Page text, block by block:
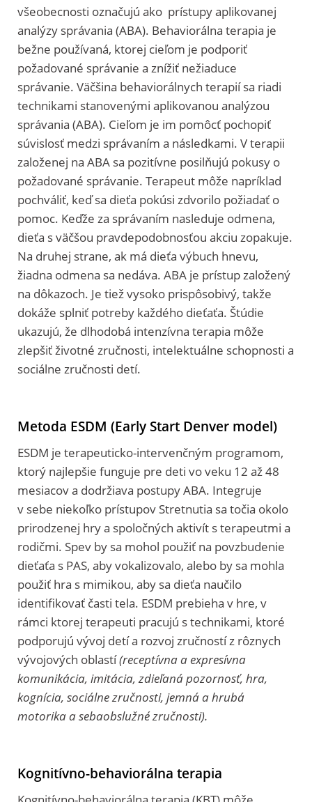
všeobecnosti označujú ako prístupy aplikovanej
analýzy správania (ABA). Behaviorálna terapia je
bežne používaná, ktorej cieľom je podporiť
požadované správanie a znížiť nežiaduce
správanie. Väčšina behaviorálnych terapií sa riadi
technikami stanovenými aplikovanou analýzou
správania (ABA). Cieľom je im pomôcť pochopiť
súvislosť medzi správaním a následkami. V terapii
založenej na ABA sa pozitívne posilňujú pokusy o
požadované správanie. Terapeut môže napríklad
pochváliť, keď sa dieťa pokúsi zdvorilo požiadať o
pomoc. Keďže za správaním nasleduje odmena,
dieťa s väčšou pravdepodobnosťou akciu zopakuje.
Na druhej strane, ak má dieťa výbuch hnevu,
žiadna odmena sa nedáva. ABA je prístup založený
na dôkazoch. Je tiež vysoko prispôsobivý, takže
dokáže splniť potreby každého dieťaťa. Štúdie
ukazujú, že dlhodobá intenzívna terapia môže
zlepšiť životné zručnosti, intelektuálne schopnosti a
sociálne zručnosti detí.
Metoda ESDM (Early Start Denver model)
ESDM je terapeuticko-intervenčným programom,
ktorý najlepšie funguje pre deti vo veku 12 až 48
mesiacov a dodržiava postupy ABA. Integruje
v sebe niekoľko prístupov Stretnutia sa točia okolo
prirodzenej hry a spoločných aktivít s terapeutmi a
rodičmi. Spev by sa mohol použiť na povzbudenie
dieťaťa s PAS, aby vokalizovalo, alebo by sa mohla
použiť hra s mimikou, aby sa dieťa naučilo
identifikovať časti tela. ESDM prebieha v hre, v
rámci ktorej terapeuti pracujú s technikami, ktoré
podporujú vývoj detí a rozvoj zručností z rôznych
vývojových oblastí(receptívna a expresívna
komunikácia, imitácia, zdieľaná pozornosť, hra,
kognícia, sociálne zručnosti, jemná a hrubá
motorika a sebaobslužné zručnosti).
Kognitívno-behaviorálna terapia